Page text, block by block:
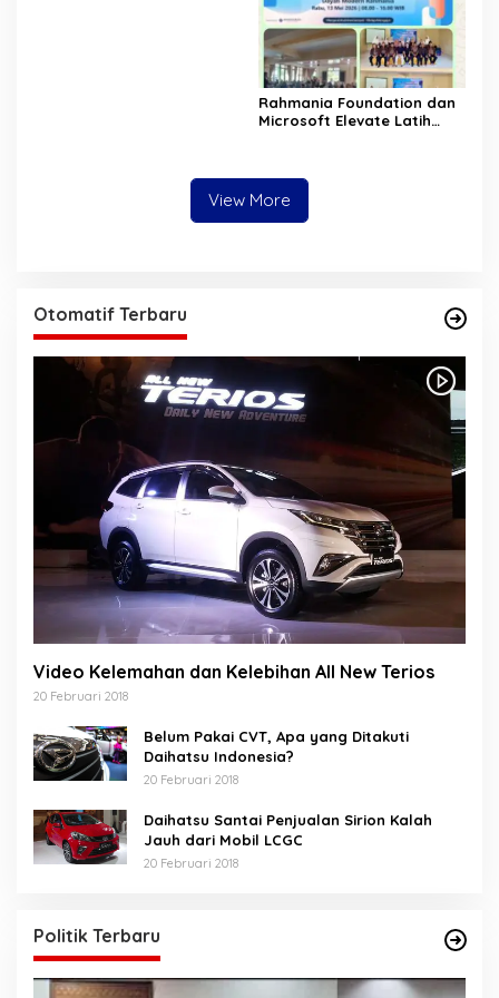
Rahmania Foundation dan
Microsoft Elevate Latih
View More
Otomatif Terbaru
Video Kelemahan dan Kelebihan All New Terios
20 Februari 2018
Belum Pakai CVT, Apa yang Ditakuti
Daihatsu Indonesia?
20 Februari 2018
Daihatsu Santai Penjualan Sirion Kalah
Jauh dari Mobil LCGC
20 Februari 2018
Politik Terbaru